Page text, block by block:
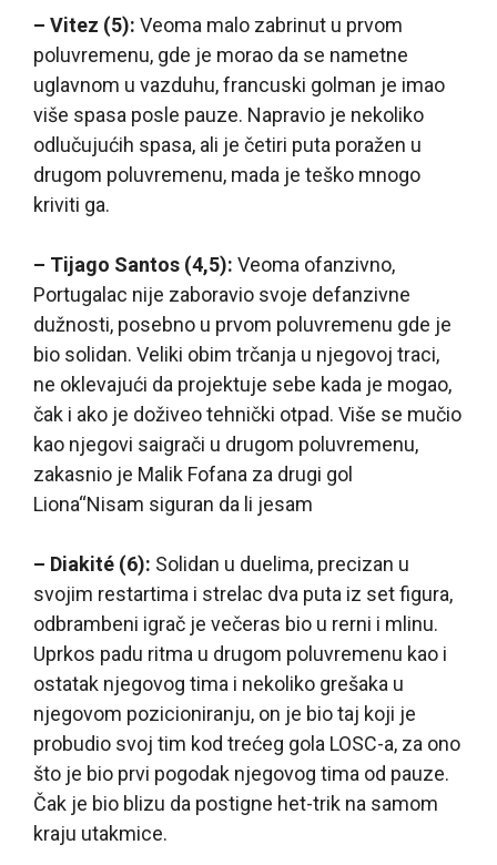
– Vitez (5): Veoma malo zabrinut u prvom
poluvremenu, gde je morao da se nametne
uglavnom u vazduhu, francuski golman je imao
više spasa posle pauze. Napravio je nekoliko
odlučujućih spasa, ali je četiri puta poražen u
drugom poluvremenu, mada je teško mnogo
kriviti ga.
– Tijago Santos (4,5): Veoma ofanzivno,
Portugalac nije zaboravio svoje defanzivne
dužnosti, posebno u prvom poluvremenu gde je
bio solidan. Veliki obim trčanja u njegovoj traci,
ne oklevajući da projektuje sebe kada je mogao,
čak i ako je doživeo tehnički otpad. Više se mučio
kao njegovi saigrači u drugom poluvremenu,
zakasnio je Malik Fofana za drugi gol
Liona“Nisam siguran da li jesam
– Diakité (6): Solidan u duelima, precizan u
svojim restartima i strelac dva puta iz set figura,
odbrambeni igrač je večeras bio u rerni i mlinu.
Uprkos padu ritma u drugom poluvremenu kao i
ostatak njegovog tima i nekoliko grešaka u
njegovom pozicioniranju, on je bio taj koji je
probudio svoj tim kod trećeg gola LOSC-a, za ono
što je bio prvi pogodak njegovog tima od pauze.
Čak je bio blizu da postigne het-trik na samom
kraju utakmice.